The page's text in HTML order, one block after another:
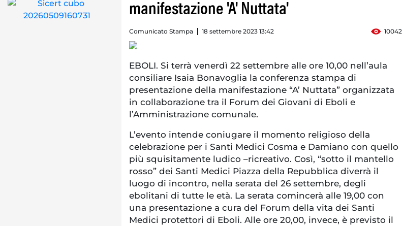
manifestazione 'A' Nuttata'
Comunicato Stampa 18 settembre 2023 13:42 10042
EBOLI. Si terrà venerdì 22 settembre alle ore 10,00 nell’aula
consiliare Isaia Bonavoglia la conferenza stampa di
presentazione della manifestazione “A’ Nuttata” organizzata
in collaborazione tra il Forum dei Giovani di Eboli e
l’Amministrazione comunale.
L’evento intende coniugare il momento religioso della
celebrazione per i Santi Medici Cosma e Damiano con quello
più squisitamente ludico –ricreativo. Così, “sotto il mantello
rosso” dei Santi Medici Piazza della Repubblica diverrà il
luogo di incontro, nella serata del 26 settembre, degli
ebolitani di tutte le età. La serata comincerà alle 19,00 con
una presentazione a cura del Forum della vita dei Santi
Medici protettori di Eboli. Alle ore 20,00, invece, è previsto il